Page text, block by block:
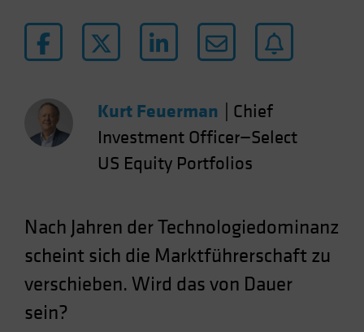
Luxembourg and Other EMEA
Norway
Other Asia-Pacific
Singapore
Switzerland
Kurt Feuerman
Chief
Investment Officer—Select
US Equity Portfolios
Nach Jahren der Technologiedominanz
scheint sich die Marktführerschaft zu
verschieben. Wird das von Dauer
sein?